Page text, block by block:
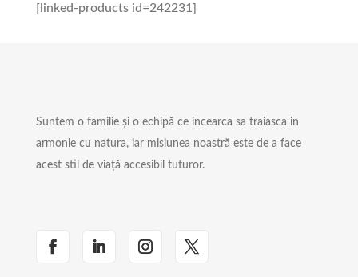
[linked-products id=242231]
Suntem o familie și o echipă ce incearca sa traiasca in
armonie cu natura, iar misiunea noastră este de a face
acest stil de viață accesibil tuturor.